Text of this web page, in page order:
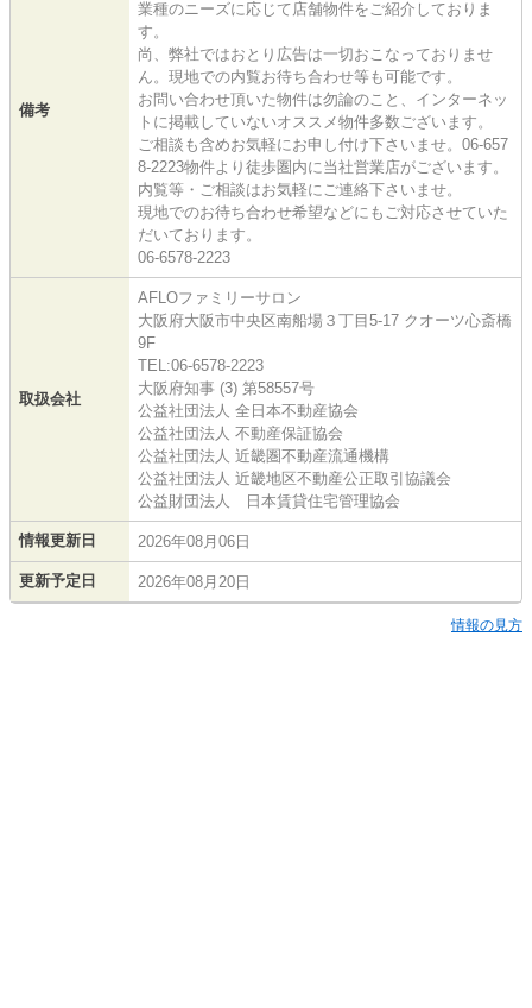
備考
業種のニーズに応じて店舗物件をご紹介しておりま
す。
尚、弊社ではおとり広告は一切おこなっておりませ
ん。現地での内覧お待ち合わせ等も可能です。
お問い合わせ頂いた物件は勿論のこと、インターネッ
トに掲載していないオススメ物件多数ございます。
ご相談も含めお気軽にお申し付け下さいませ。06-657
8-2223物件より徒歩圏内に当社営業店がございます。
内覧等・ご相談はお気軽にご連絡下さいませ。
現地でのお待ち合わせ希望などにもご対応させていた
だいております。
06-6578-2223
取扱会社
AFLOファミリーサロン
大阪府大阪市中央区南船場３丁目5-17 クオーツ心斎橋
9F
TEL:06-6578-2223
大阪府知事 (3) 第58557号
公益社団法人 全日本不動産協会
公益社団法人 不動産保証協会
公益社団法人 近畿圏不動産流通機構
公益社団法人 近畿地区不動産公正取引協議会
公益財団法人 日本賃貸住宅管理協会
情報更新日 2026年08月06日
更新予定日 2026年08月20日
情報の見方